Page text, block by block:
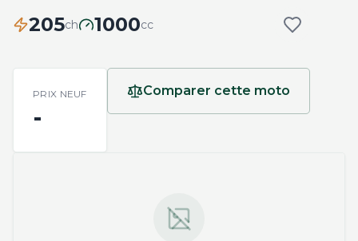
205ch 1000cc
PRIX NEUF
-
Comparer cette moto